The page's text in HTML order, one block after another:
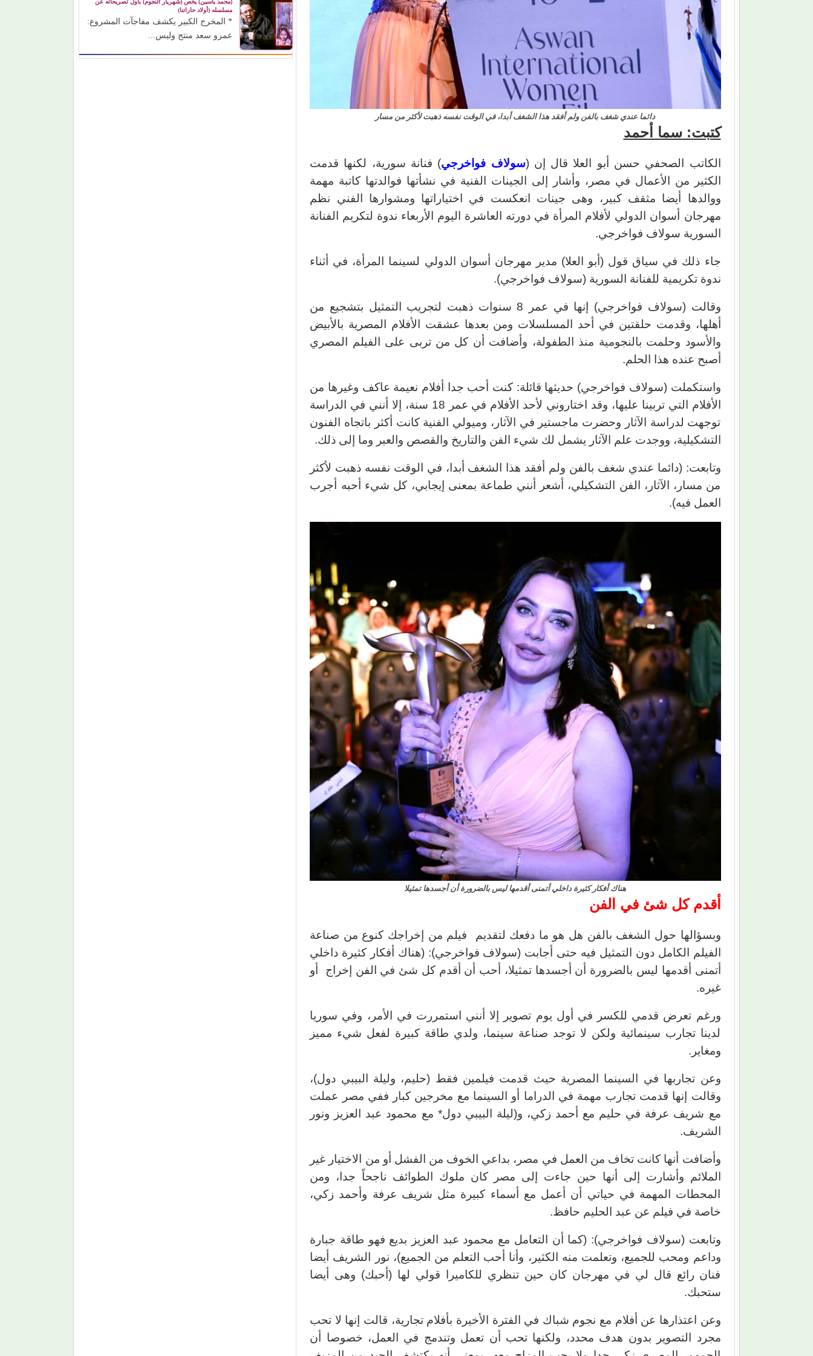
دائما عندي شغف بالفن ولم أفقد هذا الشغف أبدا، في الوقت نفسه ذهبت لأكثر من مسار
كتبت: سما أحمد
الكاتب الصحفي حسن أبو العلا قال إن (سولاف فواخرجي) فنانة سورية، لكنها قدمت
الكثير من الأعمال في مصر، وأشار إلى الجينات الفنية في نشأتها فوالدتها كاتبة مهمة
ووالدها أيضا مثقف كبير، وهى جينات انعكست في اختياراتها ومشوارها الفني نظم
مهرجان أسوان الدولي لأفلام المرأة في دورته العاشرة اليوم الأربعاء ندوة لتكريم الفنانة
السورية سولاف فواخرجي.
جاء ذلك في سياق قول (أبو العلا) مدير مهرجان أسوان الدولي لسينما المرأة، في أثناء
ندوة تكريمية للفنانة السورية (سولاف فواخرجي).
وقالت (سولاف فواخرجي) إنها في عمر 8 سنوات ذهبت لتجريب التمثيل بتشجيع من
أهلها، وقدمت حلقتين في أحد المسلسلات ومن بعدها عشقت الأفلام المصرية بالأبيض
والأسود وحلمت بالنجومية منذ الطفولة، وأضافت أن كل من تربى على الفيلم المصري
أصبح عنده هذا الحلم.
واستكملت (سولاف فواخرجي) حديثها قائلة: كنت أحب جدا أفلام نعيمة عاكف وغيرها من
الأفلام التي تربينا عليها، وقد اختاروني لأحد الأفلام في عمر 18 سنة، إلا أنني في الدراسة
توجهت لدراسة الآثار وحضرت ماجستير في الآثار، وميولي الفنية كانت أكثر باتجاه الفنون
التشكيلية، ووجدت علم الآثار يشمل لك شيء الفن والتاريخ والقصص والعبر وما إلى ذلك.
وتابعت: (دائما عندي شغف بالفن ولم أفقد هذا الشغف أبدا، في الوقت نفسه ذهبت لأكثر
من مسار، الآثار، الفن التشكيلي، أشعر أنني طماعة بمعنى إيجابي، كل شيء أحبه أجرب
العمل فيه).
هناك أفكار كثيرة داخلي أتمنى أقدمها ليس بالضرورة أن أجسدها تمثيلا
أقدم كل شئ في الفن
وبسؤالها حول الشغف بالفن هل هو ما دفعك لتقديم فيلم من إخراجك كنوع من صناعة
الفيلم الكامل دون التمثيل فيه حتى أجابت (سولاف فواخرجي): (هناك أفكار كثيرة داخلي
أتمنى أقدمها ليس بالضرورة أن أجسدها تمثيلا، أحب أن أقدم كل شئ في الفن إخراج أو
غيره.
ورغم تعرض قدمي للكسر في أول يوم تصوير إلا أنني استمررت في الأمر، وفي سوريا
لدينا تجارب سينمائية ولكن لا توجد صناعة سينما، ولدي طاقة كبيرة لفعل شيء مميز
ومغاير.
وعن تجاربها في السينما المصرية حيث قدمت فيلمين فقط (حليم، وليلة البيبي دول)،
وقالت إنها قدمت تجارب مهمة في الدراما أو السينما مع مخرجين كبار ففي مصر عملت
مع شريف عرفة في حليم مع أحمد زكي، و(ليلة البيبي دول* مع محمود عبد العزيز ونور
الشريف.
وأضافت أنها كانت تخاف من العمل في مصر، بداعي الخوف من الفشل أو من الاختيار غير
الملائم وأشارت إلى أنها حين جاءت إلى مصر كان ملوك الطوائف ناجحاً جدا، ومن
المحطات المهمة في حياتي أن أعمل مع أسماء كبيرة مثل شريف عرفة وأحمد زكي،
خاصة في فيلم عن عبد الحليم حافظ.
وتابعت (سولاف فواخرجي): (كما أن التعامل مع محمود عبد العزيز بديع فهو طاقة جبارة
وداعم ومحب للجميع، وتعلمت منه الكثير، وأنا أحب التعلم من الجميع)، نور الشريف أيضا
فنان رائع قال لي في مهرجان كان حين تنظري للكاميرا قولي لها (أحبك) وهى أيضا
ستحبك.
وعن اعتذارها عن أفلام مع نجوم شباك في الفترة الأخيرة بأفلام تجارية، قالت إنها لا تحب
مجرد التصوير بدون هدف محدد، ولكنها تحب أن تعمل وتندمج في العمل، خصوصا أن
(محمد ياسين) يخص (شهريار النجوم) بأول تصريحاته عن
مسلسله (أولاد حاراتنا)
* المخرج الكبير يكشف مفاجآت المشروع:
عمرو سعد منتج وليس...